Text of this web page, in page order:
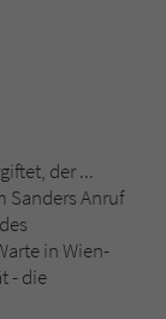
der ...
Sanders Anruf
in Wien-
- die
Co. KG
Buchtitel